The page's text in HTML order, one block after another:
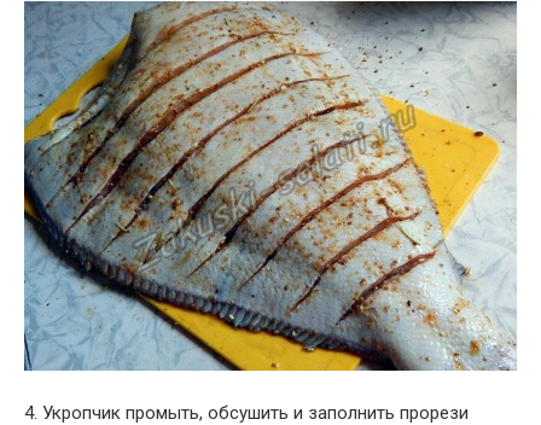
4. Укропчик промыть, обсушить и заполнить прорези